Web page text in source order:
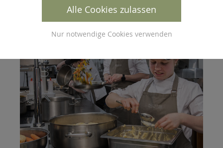
Alle Cookies zulassen
Nur notwendige Cookies verwenden